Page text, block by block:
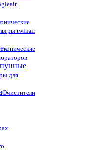
twinair
конические
для
Очистители